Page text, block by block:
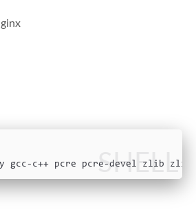
SHELL
gcc-c++ pcre pcre-devel zlib zlib-